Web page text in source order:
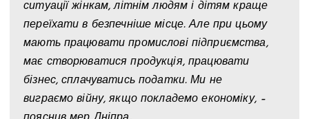
ситуації жінкам, літнім людям і дітям краще
переїхати в безпечніше місце. Але при цьому
мають працювати промислові підприємства,
має створюватися продукція, працювати
бізнес, сплачуватись податки. Ми не
виграємо війну, якщо покладемо економіку, –